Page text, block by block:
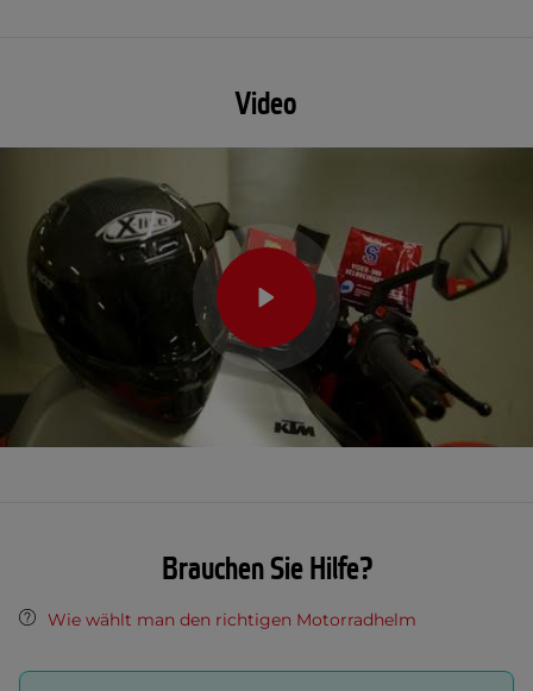
Video
Brauchen Sie Hilfe?
Wie wählt man den richtigen Motorradhelm